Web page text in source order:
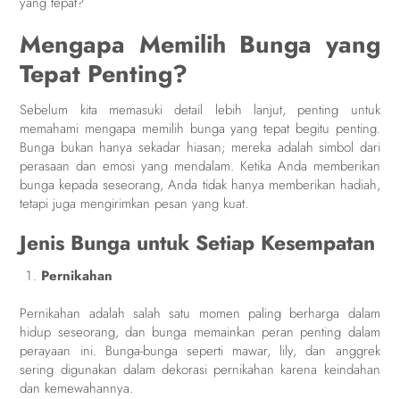
Mengapa Memilih Bunga yang
Tepat Penting?
Sebelum kita memasuki detail lebih lanjut, penting untuk
memahami mengapa memilih bunga yang tepat begitu penting.
Bunga bukan hanya sekadar hiasan; mereka adalah simbol dari
perasaan dan emosi yang mendalam. Ketika Anda memberikan
bunga kepada seseorang, Anda tidak hanya memberikan hadiah,
tetapi juga mengirimkan pesan yang kuat.
Jenis Bunga untuk Setiap Kesempatan
Pernikahan
Pernikahan adalah salah satu momen paling berharga dalam
hidup seseorang, dan bunga memainkan peran penting dalam
perayaan ini. Bunga-bunga seperti mawar, lily, dan anggrek
sering digunakan dalam dekorasi pernikahan karena keindahan
dan kemewahannya.